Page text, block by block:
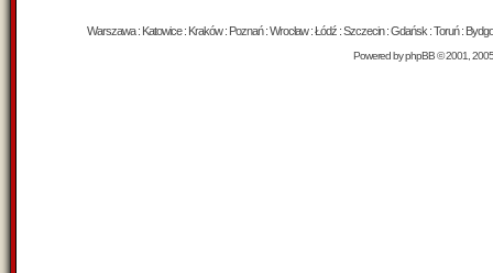
Warszawa : Katowice : Kraków : Poznań : Wrocław : Łódź : Szczecin : Gdańsk : Toruń :
Powered byphpBB© 2001,